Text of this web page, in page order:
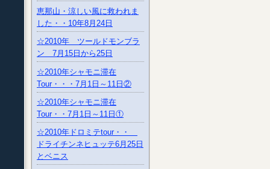
恵那山・涼しい風に救われま
した・・10年8月24日
☆2010年 ツールドモンブラ
ン 7月15日から25日
☆2010年シャモニ滞在
Tour・・・7月1日～11日②
☆2010年シャモニ滞在
Tour・・7月1日～11日①
☆2010年ドロミテtour・・
ドライチンネヒュッテ6月25日
とベニス